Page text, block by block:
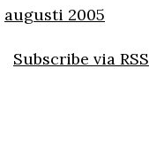
augusti 2005
Subscribe via RSS